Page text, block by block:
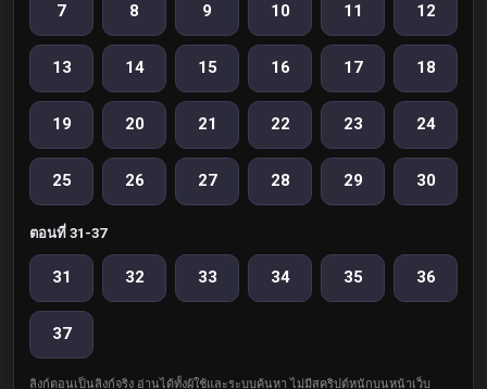
7 8 9 10 11 12
13 14 15 16 17 18
19 20 21 22 23 24
25 26 27 28 29 30
ตอนที่ 31-37
31 32 33 34 35 36
37
ลิงก์ตอนเป็นลิงก์จริง อ่านได้ทั้งผู้ใช้และระบบค้นหา ไม่มีสคริปต์หนักบนหน้าเว็บ